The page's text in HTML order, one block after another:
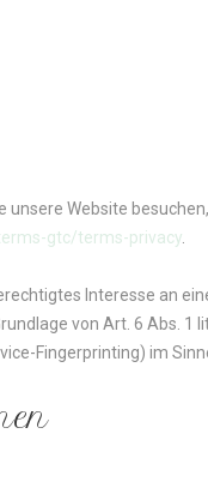
Website
gtc/terms-privacy
Interesse an
von Art. 6 Abs. 1
Fingerprinting) im